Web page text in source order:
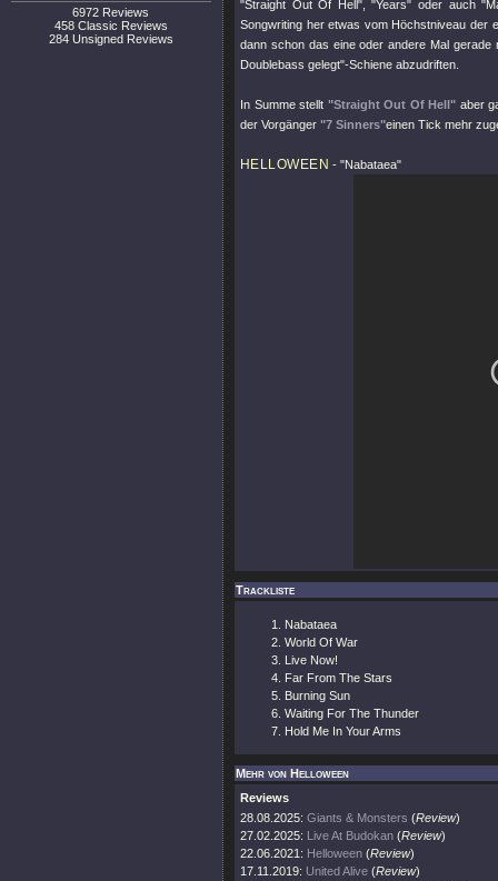
6972 Reviews
458 Classic Reviews
284 Unsigned Reviews
"Straight Out Of Hell","Years" oder auch
Songwriting her etwas vom Höchstniveau der
dann schon das eine oder andere Mal
Doublebass gelegt"-Schiene abzudriften.
In Summe stellt "Straight Out Of Hell" aber
der Vorgänger "7 Sinners"einen Tick mehr
HELLOWEEN -"Nabataea"
Trackliste
Nabataea
World Of War
Live Now!
Far From The Stars
Burning Sun
Waiting For The Thunder
Hold Me In Your Arms
Mehr von Helloween
Reviews
28.08.2025: Giants & Monsters (Review)
27.02.2025: Live At Budokan (Review)
22.06.2021: Helloween (Review)
17.11.2019: United Alive (Review)